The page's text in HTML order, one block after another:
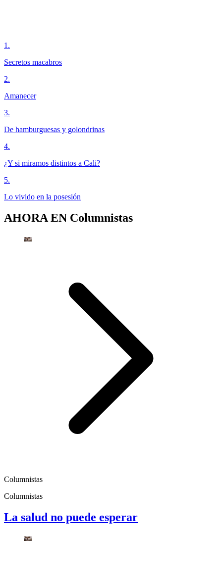
1 .
Secretos macabros
2.
Amanecer
3.
De hamburguesas y golondrinas
4.
¿Y si miramos distintos a Cali?
5.
Lo vivido en la posesión
AHORA EN Columnistas
Columnistas
Columnistas
La salud no puede esperar